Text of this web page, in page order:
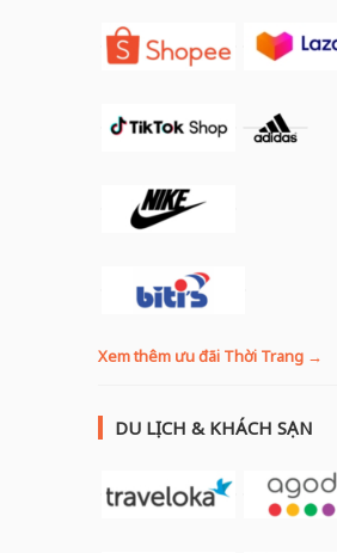
Xem thêm ưu đãi Thời Trang →
DU LỊCH & KHÁCH SẠN